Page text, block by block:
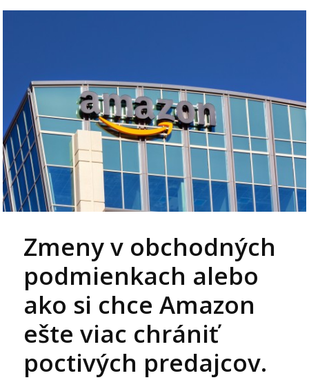
Zmeny v obchodných
podmienkach alebo
ako si chce Amazon
ešte viac chrániť
poctivých predajcov.